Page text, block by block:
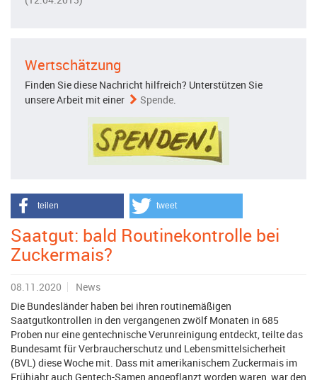
Wertschätzung
Finden Sie diese Nachricht hilfreich? Unterstützen Sie
unsere Arbeit mit einer
Spende.
teilen tweet
Saatgut: bald Routinekontrolle bei
Zuckermais?
08.11.2020
News
Die Bundesländer haben bei ihren routinemäßigen
Saatgutkontrollen in den vergangenen zwölf Monaten in 685
Proben nur eine gentechnische Verunreinigung entdeckt, teilte das
Bundesamt für Verbraucherschutz und Lebensmittelsicherheit
(BVL) diese Woche mit. Dass mit amerikanischem Zuckermais im
Frühjahr auch Gentech-Samen angepflanzt worden waren, war den